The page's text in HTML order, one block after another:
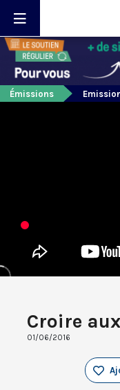
Émissions
Croire
01/06/2016